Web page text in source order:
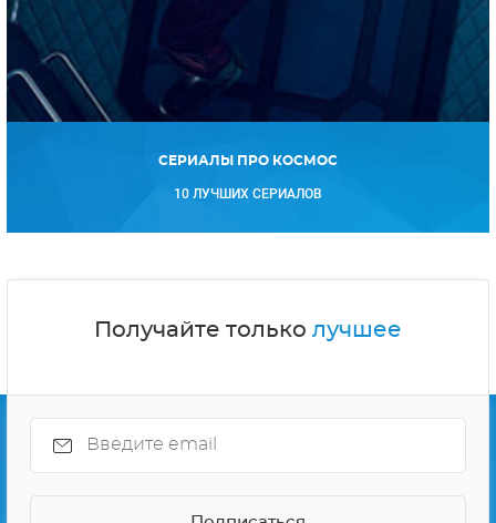
СЕРИАЛЫ ПРО КОСМОС
10 ЛУЧШИХ СЕРИАЛОВ
Получайте только лучшее